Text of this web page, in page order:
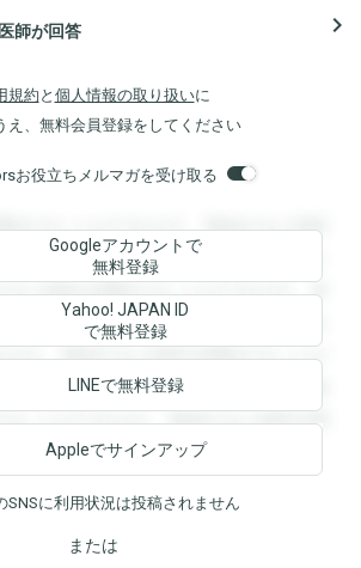
師が回答 navigate_next
規約 と 個人情報の取り扱いに
え、無料会員登録をしてください
お役立ちメルマガを受け取る
覧することができます。登録すると回答
きます。登録すると回答を閲覧すること
ると回答を閲覧することができます。登
することができます。登録すると回答を
ます。登録すると回答を閲覧することが
と回答を閲覧することができます。登録
ることができます。登録すると回答を閲
。
Googleアカウントで
無料登録
Yahoo! JAPAN ID
で無料登録
LINEで無料登録
Appleでサインアップ
SNSに利用状況は投稿されません
または